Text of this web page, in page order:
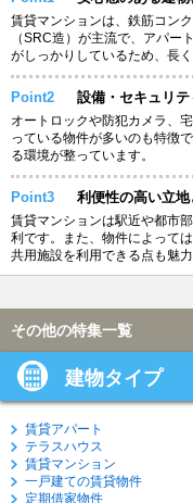
賃貸マンションは、鉄筋コン
（SRC造）が主流で、アパー
がしっかりしているため、長
Point2 設備・セキュリ
オートロックや防犯カメラ、
っている物件が多いのも特徴
る環境が整っています。
Point3 利便性の高い立
賃貸マンションは駅近や都市
利です。また、物件によって
共用施設を利用できる点も魅力
その他の特集一覧
建物タイプ
賃貸アパート
テラスハウス
賃貸マンション
一戸建ての賃貸物件
定期借家物件